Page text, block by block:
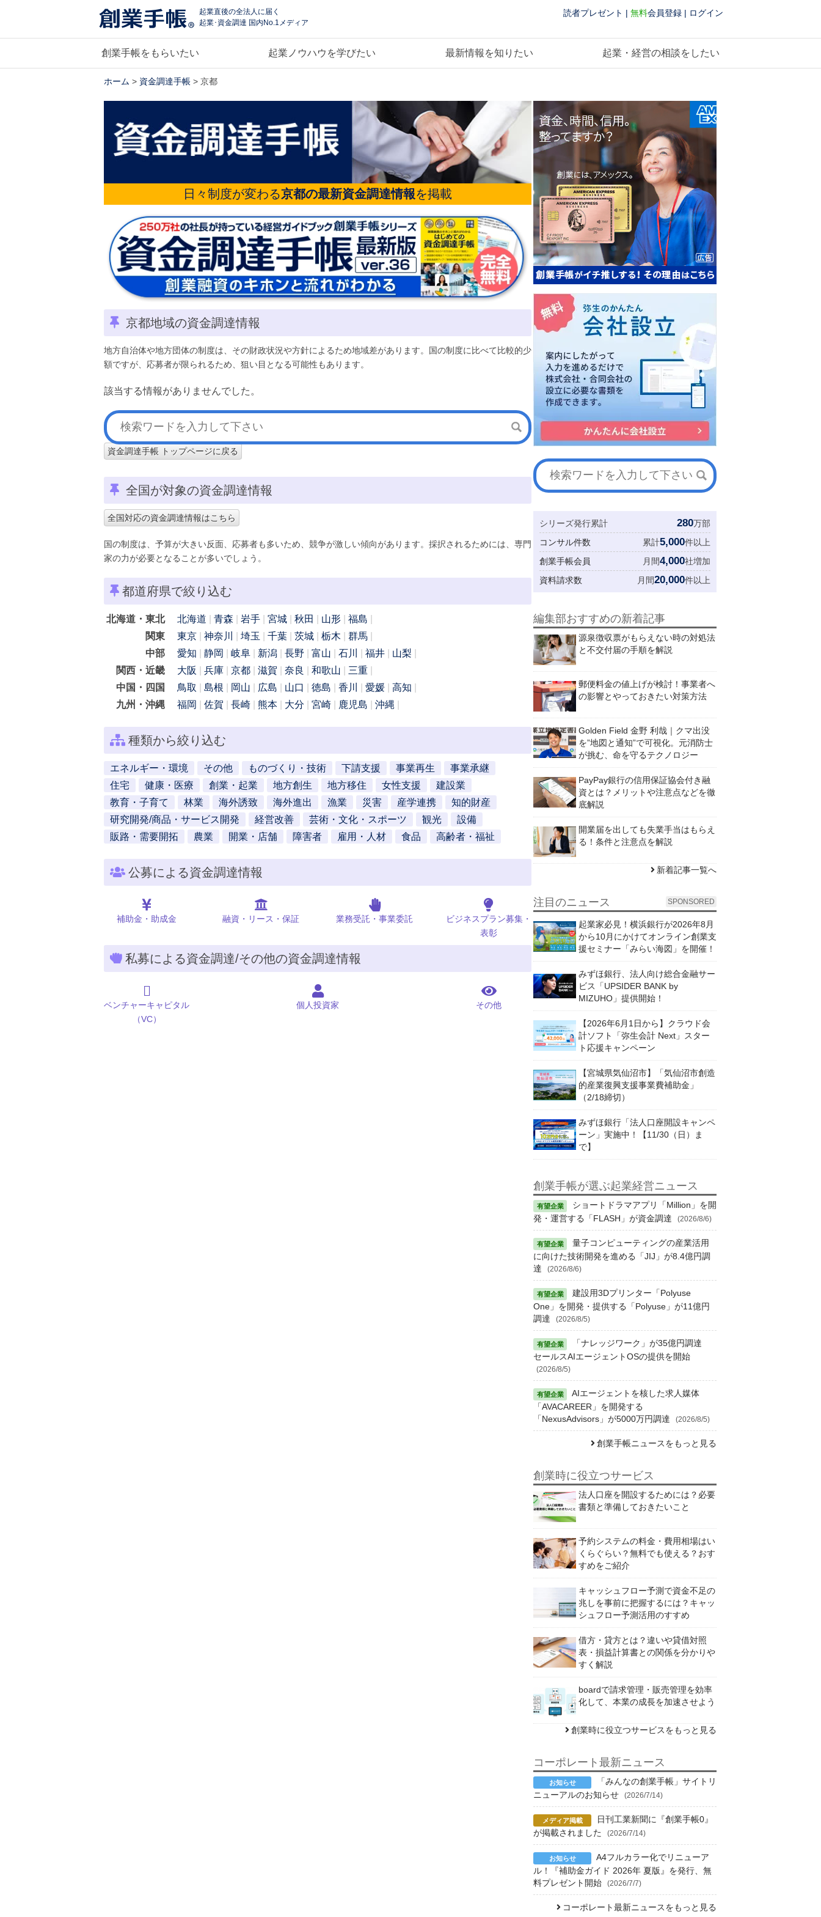
起業直後の全法人に届く
起業･資金調達 国内No.1メディア
読者プレゼント | 無料会員登録 | ログイン
創業手帳をもらいたい 起業ノウハウを学びたい 最新情報を知りたい 起業・経営の相談をしたい
ホーム > 資金調達手帳 > 京都
日々制度が変わる京都の最新資金調達情報を掲載
京都地域の資金調達情報
地方自治体や地方団体の制度は、その財政状況や方針によるため地域差があります。国の制度に比べて比較的少
額ですが、応募者が限られるため、狙い目となる可能性もあります。
該当する情報がありませんでした。
資金調達手帳 トップページに戻る
全国が対象の資金調達情報
全国対応の資金調達情報はこちら
国の制度は、予算が大きい反面、応募者も多いため、競争が激しい傾向があります。採択されるためには、専門
家の力が必要となることが多いでしょう。
都道府県で絞り込む
北海道・東北 北海道 青森 岩手 宮城 秋田 山形
福島
関東
東京 神奈川 埼玉 千葉 茨城 栃木
群馬
中部
愛知 静岡 岐阜 新潟 長野 富山 石川 福井
山梨
関西・近畿
大阪 兵庫 京都 滋賀 奈良 和歌山
三重
中国・四国
鳥取 島根 岡山 広島 山口 徳島 香川 愛媛
高知
九州・沖縄
福岡 佐賀 長崎 熊本 大分 宮崎 鹿児島 沖縄
種類から絞り込む
エネルギー・環境 その他 ものづくり・技術 下請支援 事業再生
事業承継
住宅
健康・医療 創業・起業 地方創生 地方移住 女性支援
建設業
教育・子育て
林業 海外誘致 海外進出 漁業 災害 産学連携
知的財産
研究開発/商品・サービス開発
経営改善 芸術・文化・スポーツ 観光
設備
販路・需要開拓
農業 開業・店舗 障害者 雇用・人材 食品 高齢者・福祉
公募による資金調達情報
補助金・助成金 融資・リース・保証 業務受託・事業委託
ビジネスプラン募集・
表彰
私募による資金調達/その他の資金調達情報
ベンチャーキャピタル
（VC）
個人投資家 その他
シリーズ発行累計 280万部
コンサル件数
累計5,000件以上
創業手帳会員
月間4,000社増加
資料請求数
月間20,000件以上
編集部おすすめの新着記事
源泉徴収票がもらえない時の対処法
と不交付届の手順を解説
郵便料金の値上げが検討！事業者へ
の影響とやっておきたい対策方法
Golden Field 金野 利哉｜クマ出没
を”地図と通知”で可視化。元消防士
が挑む、命を守るテクノロジー
PayPay銀行の信用保証協会付き融
資とは？メリットや注意点などを徹
底解説
開業届を出しても失業手当はもらえ
る！条件と注意点を解説
新着記事一覧へ
注目のニュース SPONSORED
起業家必見！横浜銀行が2026年8月
から10月にかけてオンライン創業支
援セミナー「みらい海図」を開催！
みずほ銀行、法人向け総合金融サー
ビス「UPSIDER BANK by
MIZUHO」提供開始！
【2026年6月1日から】クラウド会
計ソフト「弥生会計 Next」スター
ト応援キャンペーン
【宮城県気仙沼市】「気仙沼市創造
的産業復興支援事業費補助金」
（2/18締切）
みずほ銀行「法人口座開設キャンペ
ーン」実施中！【11/30（日）ま
で】
創業手帳が選ぶ起業経営ニュース
ショートドラマアプリ「Million」を開
発・運営する「FLASH」が資金調達
(2026/8/6)
量子コンピューティングの産業活用
に向けた技術開発を進める「JIJ」が8.4億円調
達
(2026/8/6)
建設用3Dプリンター「Polyuse
One」を開発・提供する「Polyuse」が11億円
調達
(2026/8/5)
「ナレッジワーク」が35億円調達
セールスAIエージェントOSの提供を開始
(2026/8/5)
AIエージェントを核した求人媒体
「AVACAREER」を開発する
「NexusAdvisors」が5000万円調達
(2026/8/5)
創業手帳ニュースをもっと見る
創業時に役立つサービス
法人口座を開設するためには？必要
書類と準備しておきたいこと
予約システムの料金・費用相場はい
くらぐらい？無料でも使える？おす
すめをご紹介
キャッシュフロー予測で資金不足の
兆しを事前に把握するには？キャッ
シュフロー予測活用のすすめ
借方・貸方とは？違いや貸借対照
表・損益計算書との関係を分かりや
すく解説
boardで請求管理・販売管理を効率
化して、本業の成長を加速させよう
創業時に役立つサービスをもっと見る
コーポレート最新ニュース
「みんなの創業手帳」サイトリ
ニューアルのお知らせ
(2026/7/14)
日刊工業新聞に『創業手帳0』
が掲載されました
(2026/7/14)
A4フルカラー化でリニューア
ル！『補助金ガイド 2026年 夏版』を発行、無
料プレゼント開始
(2026/7/7)
コーポレート最新ニュースをもっと見る